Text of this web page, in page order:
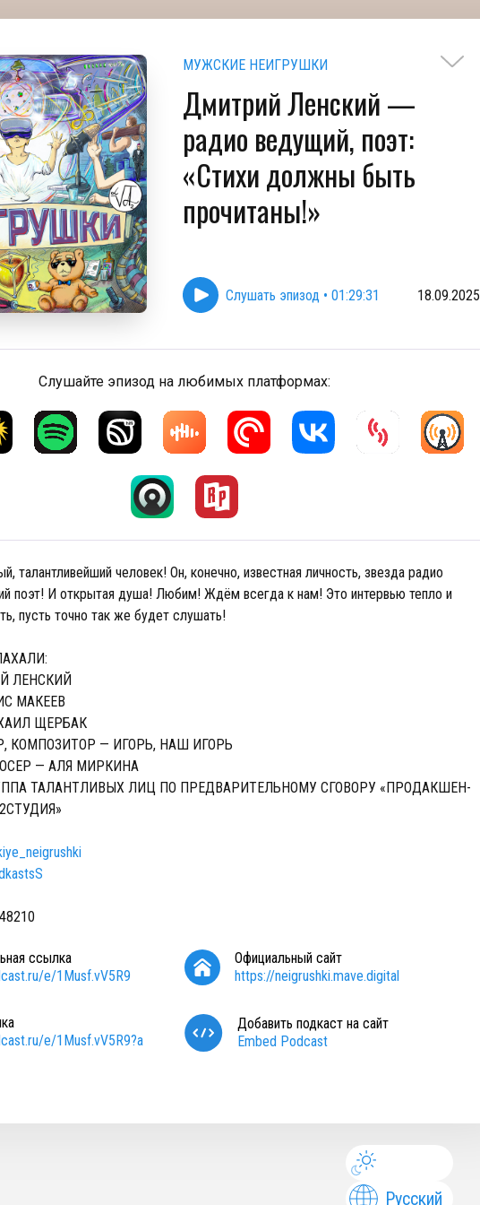
МУЖСКИЕ НЕИГРУШКИ
Дмитрий Ленский —
радио ведущий, поэт:
«Стихи должны быть
прочитаны!»
Слушать эпизод • 01:29:31 18.09.2025
Слушайте эпизод на любимых платформах:
талантливейший человек! Он, конечно, известная личность, звезда радио
поэт! И открытая душа! Любим! Ждём всегда к нам! Это интервью тепло и
пусть точно так же будет слушать!
ЛЕНСКИЙ
МАКЕЕВ
ЩЕРБАК
КОМПОЗИТОР — ИГОРЬ, НАШ ИГОРЬ
— АЛЯ МИРКИНА
ТАЛАНТЛИВЫХ ЛИЦ ПО ПРЕДВАРИТЕЛЬНОМУ СГОВОРУ «ПРОДАКШЕН-
ссылка
e/1Musf.vV5R9
Официальный сайт
https://neigrushki.mave.digital
e/1Musf.vV5R9?a
Добавить подкаст на сайт
Embed Podcast
Русский